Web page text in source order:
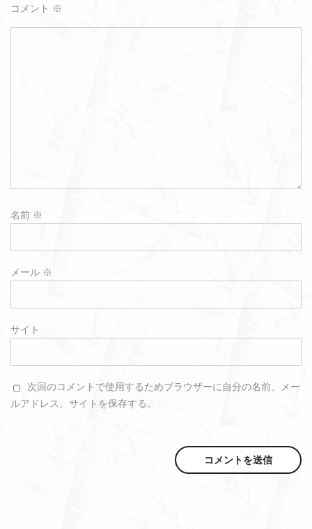
コメント ※
名前 ※
メール ※
サイト
次回のコメントで使用するためブラウザーに自分の名前、メー
ルアドレス、サイトを保存する。